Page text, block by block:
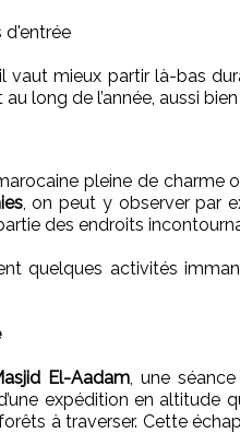
d'entrée
mieux partir là-bas
long de l’année, aussi
pleine de charme
, on peut y observer par
des endroits
quelques activités
El-Aadam , une
expédition en
à traverser. Cette